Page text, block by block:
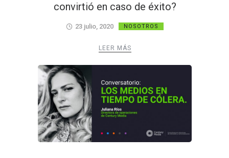
convirtió en caso de éxito?
23 julio, 2020 NOSOTROS
LEER MÁS